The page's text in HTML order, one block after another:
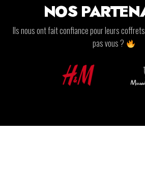
NOS
Ils nous ont fait confiance pour leurs
pas vous ?